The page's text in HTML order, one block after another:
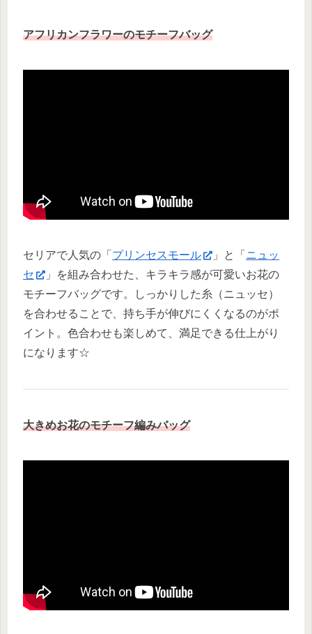
アフリカンフラワーのモチーフバッグ
セリアで人気の「 プリンセスモール 」と「 ニュッ
セ
」を組み合わせた、キラキラ感が可愛いお花の
モチーフバッグです。しっかりした糸（ニュッセ）
を合わせることで、持ち手が伸びにくくなるのがポ
イント。色合わせも楽しめて、満足できる仕上がり
になります☆
大きめお花のモチーフ編みバッグ